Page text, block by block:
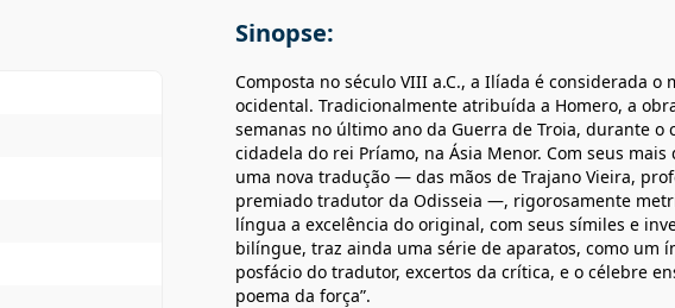
Sinopse:
Composta no século VIII a.C., a Ilíada é considerada
ocidental. Tradicionalmente atribuída a Homero, a
semanas no último ano da Guerra de Troia, durante
cidadela do rei Príamo, na Ásia Menor. Com seus
uma nova tradução — das mãos de Trajano Vieira,
premiado tradutor da Odisseia —, rigorosamente
língua a excelência do original, com seus símiles e
bilíngue, traz ainda uma série de aparatos, como um
posfácio do tradutor, excertos da crítica, e o célebre
poema da força”.